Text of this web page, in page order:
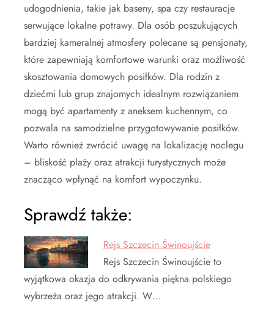
udogodnienia, takie jak baseny, spa czy restauracje
serwujące lokalne potrawy. Dla osób poszukujących
bardziej kameralnej atmosfery polecane są pensjonaty,
które zapewniają komfortowe warunki oraz możliwość
skosztowania domowych posiłków. Dla rodzin z
dziećmi lub grup znajomych idealnym rozwiązaniem
mogą być apartamenty z aneksem kuchennym, co
pozwala na samodzielne przygotowywanie posiłków.
Warto również zwrócić uwagę na lokalizację noclegu
– bliskość plaży oraz atrakcji turystycznych może
znacząco wpłynąć na komfort wypoczynku.
Sprawdź także:
Rejs Szczecin Świnoujście
Rejs Szczecin Świnoujście to
wyjątkowa okazja do odkrywania piękna polskiego
wybrzeża oraz jego atrakcji. W…